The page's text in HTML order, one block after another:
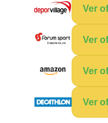
Ver
Ver
Ver
Ver